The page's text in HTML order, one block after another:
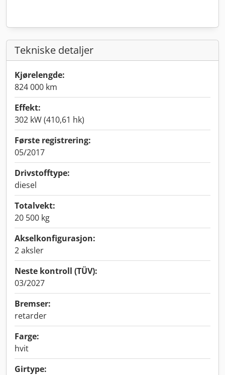
Tekniske detaljer
Kjørelengde:
824 000 km
Effekt:
302 kW (410,61 hk)
Første registrering:
05/2017
Drivstofftype:
diesel
Totalvekt:
20 500 kg
Akselkonfigurasjon:
2 aksler
Neste kontroll (TÜV):
03/2027
Bremser:
retarder
Farge:
hvit
Girtype: